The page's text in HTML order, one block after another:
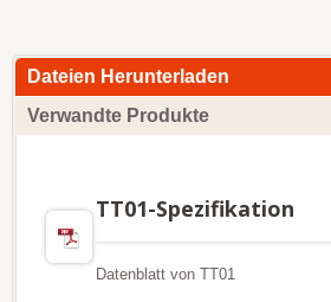
Dateien Herunterladen
Verwandte Produkte
TT01-Spezifikation
Datenblatt von TT01